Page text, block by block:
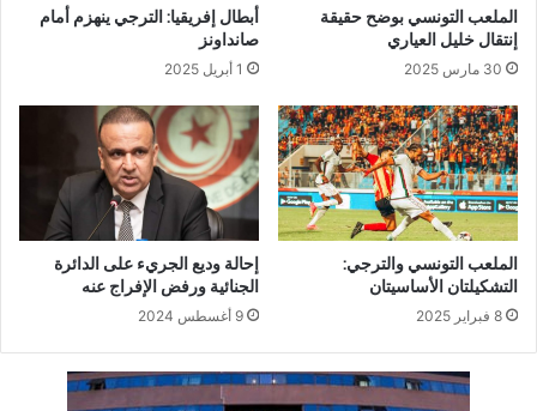
الملعب التونسي بوضح حقيقة
إنتقال خليل العياري
30 مارس 2025
أبطال إفريقيا: الترجي ينهزم أمام
صانداونز
1 أبريل 2025
الملعب التونسي والترجي:
التشكيلتان الأساسيتان
8 فبراير 2025
إحالة وديع الجريء على الدائرة
الجنائية ورفض الإفراج عنه
9 أغسطس 2024